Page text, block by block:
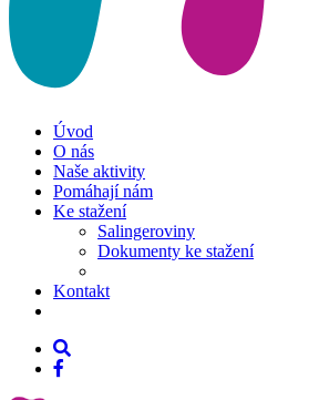
Úvod
O nás
Naše aktivity
Pomáhají nám
Ke stažení
Salingeroviny
Dokumenty ke stažení
Kontakt